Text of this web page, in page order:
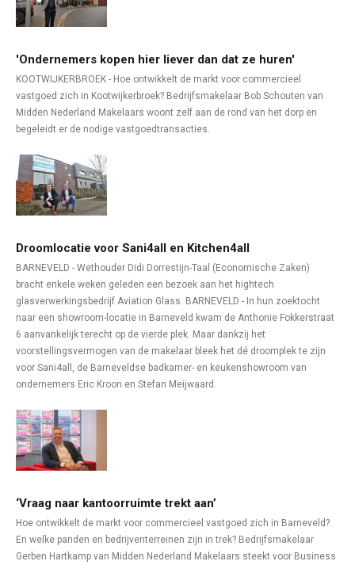
'Ondernemers kopen hier liever dan dat ze huren'
KOOTWIJKERBROEK - Hoe ontwikkelt de markt voor commercieel
vastgoed zich in Kootwijkerbroek? Bedrijfsmakelaar Bob Schouten van
Midden Nederland Makelaars woont zelf aan de rond van het dorp en
begeleidt er de nodige vastgoedtransacties.
Droomlocatie voor Sani4all en Kitchen4all
BARNEVELD - Wethouder Didi Dorrestijn-Taal (Economische Zaken)
bracht enkele weken geleden een bezoek aan het hightech
glasverwerkingsbedrijf Aviation Glass. BARNEVELD - In hun zoektocht
naar een showroom-locatie in Barneveld kwam de Anthonie Fokkerstraat
6 aanvankelijk terecht op de vierde plek. Maar dankzij het
voorstellingsvermogen van de makelaar bleek het dé droomplek te zijn
voor Sani4all, de Barneveldse badkamer- en keukenshowroom van
ondernemers Eric Kroon en Stefan Meijwaard.
‘Vraag naar kantoorruimte trekt aan’
Hoe ontwikkelt de markt voor commercieel vastgoed zich in Barneveld?
En welke panden en bedrijventerreinen zijn in trek? Bedrijfsmakelaar
Gerben Hartkamp van Midden Nederland Makelaars steekt voor Business